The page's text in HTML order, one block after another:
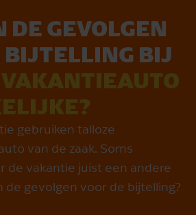
DE GEVOLGEN
BIJTELLING BIJ
gebruiken talloze
van de zaak. Soms
de vakantie juist een andere
de gevolgen voor de bijtelling?